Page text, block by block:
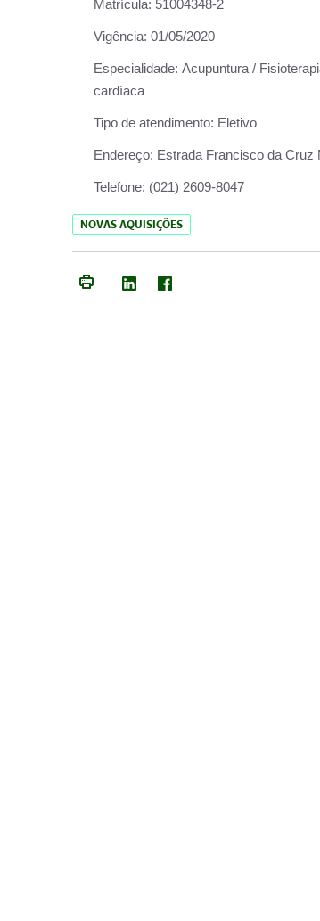
Matrícula: 51004348-2
Vigência: 01/05/2020
Especialidade: Acupuntura /
cardíaca
Tipo de atendimento: Eletivo
Endereço: Estrada Francisco da Cruz
Telefone: (021) 2609-8047
NOVAS AQUISIÇÕES